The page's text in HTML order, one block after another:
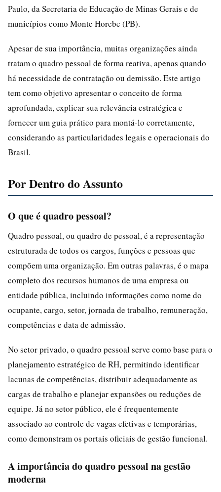
Paulo, da Secretaria de Educação de Minas Gerais e de
municípios como Monte Horebe (PB).
Apesar de sua importância, muitas organizações ainda
tratam o quadro pessoal de forma reativa, apenas quando
há necessidade de contratação ou demissão. Este artigo
tem como objetivo apresentar o conceito de forma
aprofundada, explicar sua relevância estratégica e
fornecer um guia prático para montá-lo corretamente,
considerando as particularidades legais e operacionais do
Brasil.
Por Dentro do Assunto
O que é quadro pessoal?
Quadro pessoal, ou quadro de pessoal, é a representação
estruturada de todos os cargos, funções e pessoas que
compõem uma organização. Em outras palavras, é o mapa
completo dos recursos humanos de uma empresa ou
entidade pública, incluindo informações como nome do
ocupante, cargo, setor, jornada de trabalho, remuneração,
competências e data de admissão.
No setor privado, o quadro pessoal serve como base para o
planejamento estratégico de RH, permitindo identificar
lacunas de competências, distribuir adequadamente as
cargas de trabalho e planejar expansões ou reduções de
equipe. Já no setor público, ele é frequentemente
associado ao controle de vagas efetivas e temporárias,
como demonstram os portais oficiais de gestão funcional.
A importância do quadro pessoal na gestão
moderna